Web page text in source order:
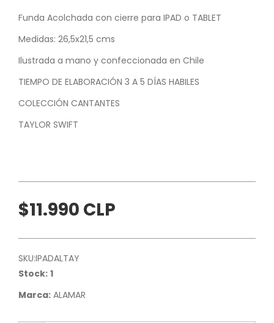
Funda Acolchada con cierre para IPAD o TABLET
Medidas: 26,5x21,5 cms
Ilustrada a mano y confeccionada en Chile
TIEMPO DE ELABORACIÓN 3 A 5 DÍAS HABILES
COLECCIÓN CANTANTES
TAYLOR SWIFT
$11.990 CLP
SKU:IPADALTAY
Stock: 1
Marca: ALAMAR